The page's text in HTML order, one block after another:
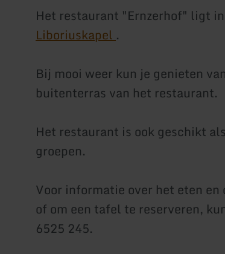
Het restaurant "Ernzerhof" ligt
Liboriuskapel.
Bij mooi weer kun je genieten
buitenterras van het restaurant.
Het restaurant is ook geschikt
groepen.
Voor informatie over het eten
of om een tafel te reserveren,
6525 245.